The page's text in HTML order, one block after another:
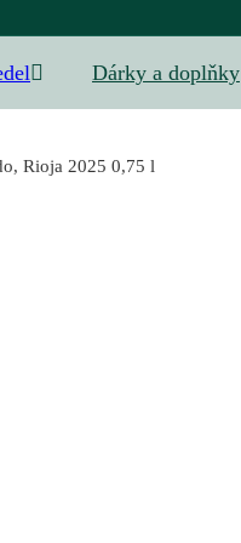
Dárky a doplňky
Rioja 2025 0,75 l